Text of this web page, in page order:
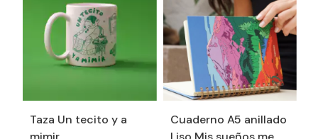
Taza Un tecito y a
Cuaderno A5 anillado